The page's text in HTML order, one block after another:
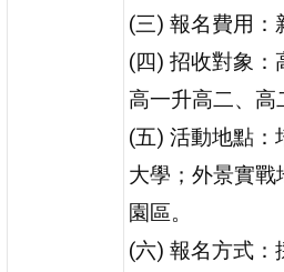
(三) 報名費用：
(四) 招收對象：
高一升高二、高
(五) 活動地點：
大學；外景實
園區。
(六) 報名方式